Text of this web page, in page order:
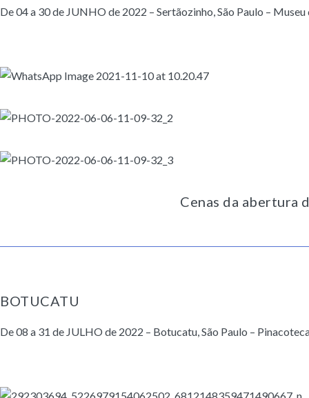
De 04 a 30 de JUNHO de 2022 – Sertãozinho, São Paulo – Museu
Cenas da abertura
BOTUCATU
De 08 a 31 de JULHO de 2022 – Botucatu, São Paulo –